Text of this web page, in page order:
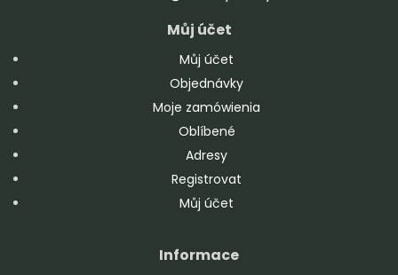
Můj účet
Můj účet
Objednávky
Moje zamówienia
Oblíbené
Adresy
Registrovat
Můj účet
Informace